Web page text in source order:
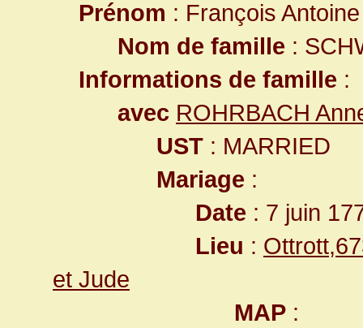
Prénom : François Antoine
Nom de famille :
Informations de famille :
avec ROHRBACH
UST : MARRIED
Mariage :
Date : 7 juin
Lieu :
et Jude
MAP :